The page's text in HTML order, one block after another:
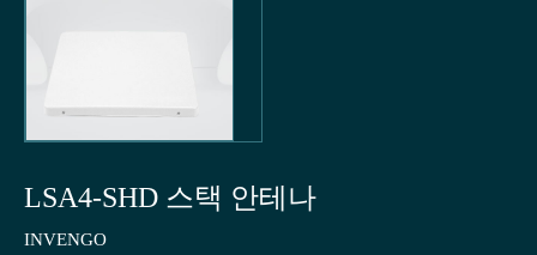
LSA4-SHD 스택 안테나
INVENGO